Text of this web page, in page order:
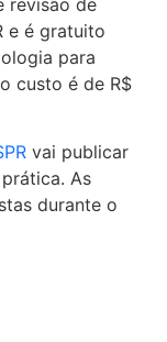
e é gratuito
para
custo é de R$
vai publicar
As
durante o